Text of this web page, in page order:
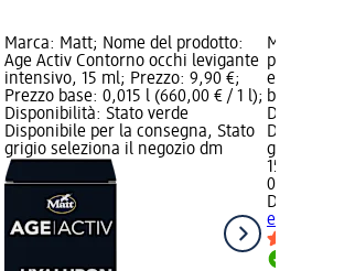
Marca: Matt; Nome del prodotto:
Age Activ Contorno occhi levigante
intensivo, 15 ml; Prezzo: 9,90 €;
Prezzo base: 0,015 l (660,00 € / 1 l);
Disponibilità: Stato verde
Disponibile per la consegna, Stato
grigio seleziona il negozio dm
Marca:
prodotto:
età, 15 ml;
base:
Disponibile
grigio
15,90 €
0,015 l
DERMOLAB
età, 15 ml